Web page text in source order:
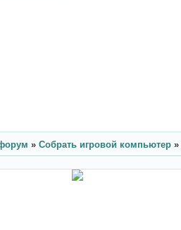
» Собрать игровой компьютер »